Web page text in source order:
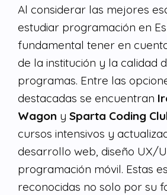
Al considerar las mejores
estudiar programación en
fundamental tener en
de la institución y la calidad
programas. Entre las
destacadas se encuentran
Wagon y Sparta Coding
cursos intensivos y
desarrollo web, diseño UX/
programación móvil. Estas
reconocidas no solo por su